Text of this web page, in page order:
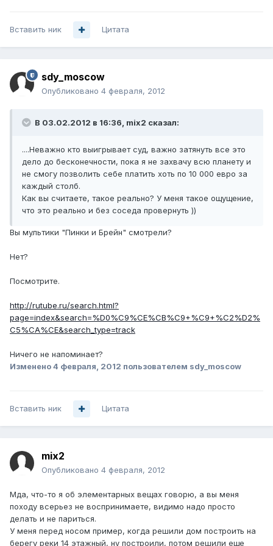
Вставить ник Цитата
sdy_moscow
Опубликовано 4 февраля, 2012
В 03.02.2012 в 16:36, mix2 сказал:
....Неважно кто выигрывает суд, важно затянуть все это
дело до бесконечности, пока я не захвачу всю планету и
не смогу позволить себе платить хоть по 10 000 евро за
каждый столб.
Как вы считаете, такое реально? У меня такое ощущение,
что это реально и без соседа провернуть ))
Вы мультики "Пинки и Брейн" смотрели?
Нет?
Посмотрите.
http://rutube.ru/search.html?
page=index&search=%D0%C9%CE%CB%C9+%C9+%C2%D2%
C5%CA%CE&search_type=track
Ничего не напоминает?
Изменено4 февраля, 2012 пользователем sdy_moscow
Вставить ник Цитата
mix2
Опубликовано 4 февраля, 2012
Мда, что-то я об элементарных вещах говорю, а вы меня
походу всерьез не воспринимаете, видимо надо просто
делать и не париться.
У меня перед носом пример, когда решили дом построить на
берегу реки 14 этажный, ну построили, потом решили еще